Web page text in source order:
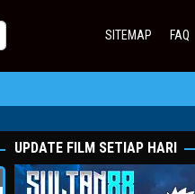
SITEMAP FAQ
UPDATE FILM SETIAP HARI